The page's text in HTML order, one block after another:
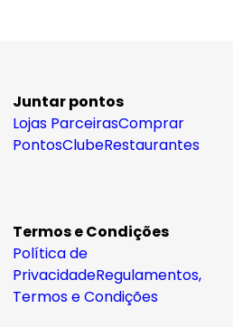
Juntar pontos
Lojas ParceirasComprar
PontosClubeRestaurantes
Termos e Condições
Política de
PrivacidadeRegulamentos,
Termos e Condições